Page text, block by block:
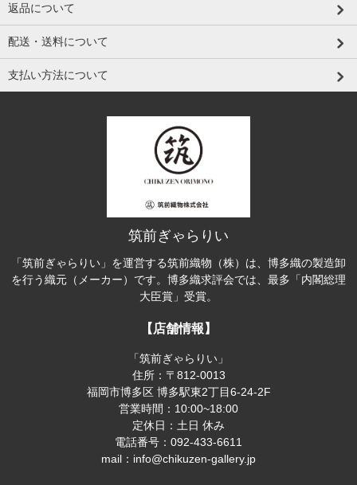
返品について
配送・送料について
支払い方法について
筑前ぎゃらりい
「筑前ぎゃらりい」を運営する筑前織物（株）は、博多織の製造卸
を行う織元（メーカー）です。博多織求評会では、最多「内閣総理
大臣賞」受賞。
【店舗情報】
「筑前ぎゃらりい」
住所：〒812-0013
福岡市博多区 博多駅東2丁目6-24-2F
営業時間：10:00~18:00
定休日：土日 休み
電話番号：092-433-6611
mail：info@chikuzen-gallery.jp